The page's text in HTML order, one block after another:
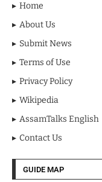
Home
About Us
Submit News
Terms of Use
Privacy Policy
Wikipedia
AssamTalks English
Contact Us
GUIDE MAP